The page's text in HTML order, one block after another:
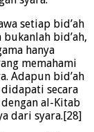
setiap bid’ah
bid’ah,
hanya
memahami
Adapun bid’ah
secara
al-Kitab
dari syara.[28]